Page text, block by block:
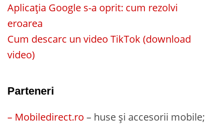
Aplicația Google s-a oprit: cum rezolvi
eroarea
Cum descarc un video TikTok (download
video)
Parteneri
– Mobiledirect.ro – huse și accesorii mobile;